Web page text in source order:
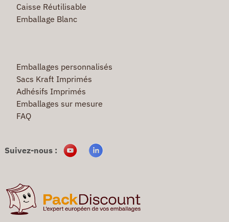
Caisse Réutilisable
Emballage Blanc
Emballages personnalisés
Sacs Kraft Imprimés
Adhésifs Imprimés
Emballages sur mesure
FAQ
Suivez-nous :